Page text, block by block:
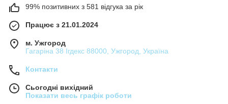
99% позитивних з 581 відгука за рік
Працює з 21.01.2024
м. Ужгород
Гагаріна 38 Ігдекс 88000, Ужгород, Україна
Контакти
Сьогодні вихідний
Показати весь графік роботи